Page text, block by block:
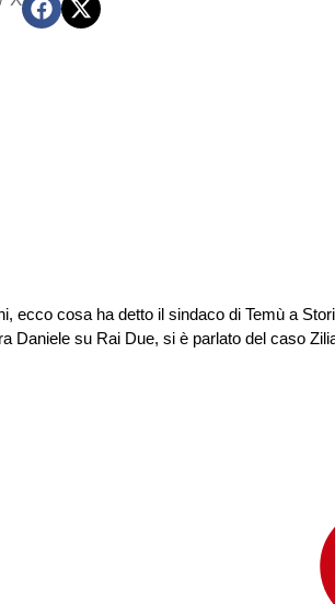
ecco cosa ha detto il sindaco di Temù a
Daniele su Rai Due, si è parlato del caso